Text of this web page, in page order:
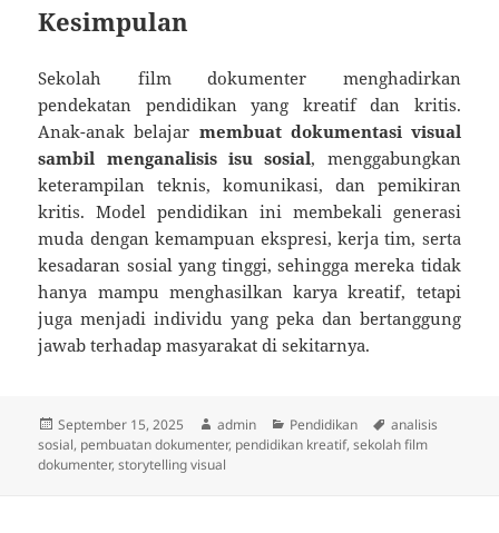
Kesimpulan
Sekolah film dokumenter menghadirkan
pendekatan pendidikan yang kreatif dan kritis.
Anak-anak belajar membuat dokumentasi visual
sambil menganalisis isu sosial, menggabungkan
keterampilan teknis, komunikasi, dan pemikiran
kritis. Model pendidikan ini membekali generasi
muda dengan kemampuan ekspresi, kerja tim, serta
kesadaran sosial yang tinggi, sehingga mereka tidak
hanya mampu menghasilkan karya kreatif, tetapi
juga menjadi individu yang peka dan bertanggung
jawab terhadap masyarakat di sekitarnya.
Posted
on
September 15, 2025 Author
admin Categories
Pendidikan Tags
analisis
sosial, pembuatan dokumenter, pendidikan kreatif,sekolah film
dokumenter,storytelling visual